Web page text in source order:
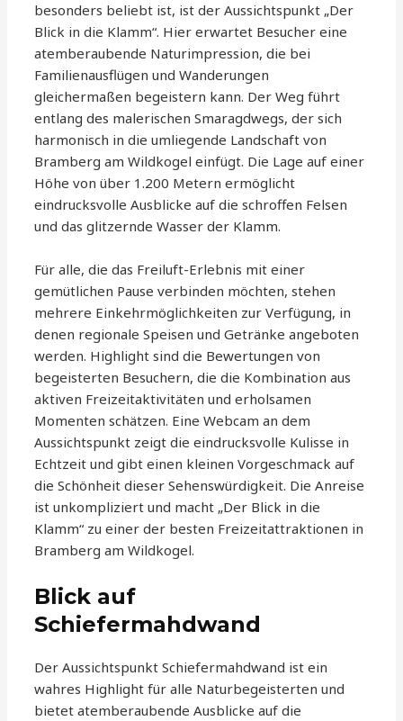
besonders beliebt ist, ist der Aussichtspunkt „Der
Blick in die Klamm“. Hier erwartet Besucher eine
atemberaubende Naturimpression, die bei
Familienausflügen und Wanderungen
gleichermaßen begeistern kann. Der Weg führt
entlang des malerischen Smaragdwegs, der sich
harmonisch in die umliegende Landschaft von
Bramberg am Wildkogel einfügt. Die Lage auf einer
Höhe von über 1.200 Metern ermöglicht
eindrucksvolle Ausblicke auf die schroffen Felsen
und das glitzernde Wasser der Klamm.
Für alle, die das Freiluft-Erlebnis mit einer
gemütlichen Pause verbinden möchten, stehen
mehrere Einkehrmöglichkeiten zur Verfügung, in
denen regionale Speisen und Getränke angeboten
werden. Highlight sind die Bewertungen von
begeisterten Besuchern, die die Kombination aus
aktiven Freizeitaktivitäten und erholsamen
Momenten schätzen. Eine Webcam an dem
Aussichtspunkt zeigt die eindrucksvolle Kulisse in
Echtzeit und gibt einen kleinen Vorgeschmack auf
die Schönheit dieser Sehenswürdigkeit. Die Anreise
ist unkompliziert und macht „Der Blick in die
Klamm“ zu einer der besten Freizeitattraktionen in
Bramberg am Wildkogel.
Blick auf
Schiefermahdwand
Der Aussichtspunkt Schiefermahdwand ist ein
wahres Highlight für alle Naturbegeisterten und
bietet atemberaubende Ausblicke auf die